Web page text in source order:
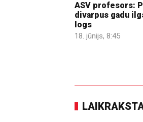
ASV profesors:
divarpus gadu
logs
18. jūnijs, 8:45